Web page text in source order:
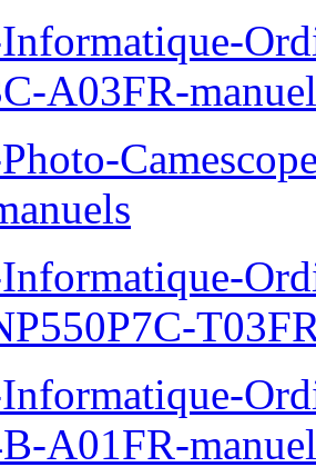
A03FR-
A01FR-